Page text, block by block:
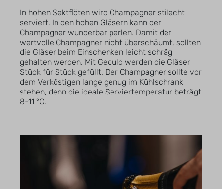
In hohen Sektflöten wird Champagner stilecht
serviert. In den hohen Gläsern kann der
Champagner wunderbar perlen. Damit der
wertvolle Champagner nicht überschäumt, sollten
die Gläser beim Einschenken leicht schräg
gehalten werden. Mit Geduld werden die Gläser
Stück für Stück gefüllt. Der Champagner sollte vor
dem Verköstigen lange genug im Kühlschrank
stehen, denn die ideale Serviertemperatur beträgt
8-11 °C.